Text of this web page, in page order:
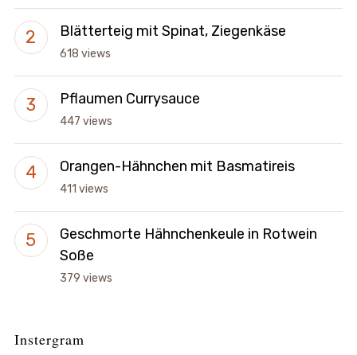
Blätterteig mit Spinat, Ziegenkäse
618 views
Pflaumen Currysauce
447 views
Orangen-Hähnchen mit Basmatireis
411 views
Geschmorte Hähnchenkeule in Rotwein
Soße
379 views
Instergram